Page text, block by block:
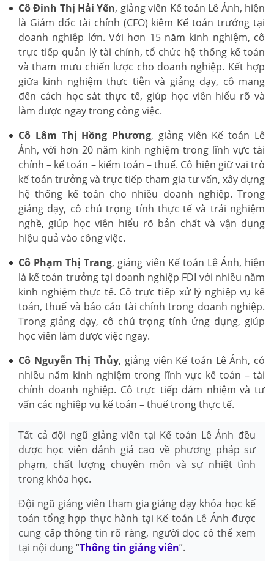
Cô Đinh Thị Hải Yến, giảng viên Kế toán Lê Ánh, hiện
là Giám đốc tài chính (CFO) kiêm Kế toán trưởng tại
doanh nghiệp lớn. Với hơn 15 năm kinh nghiệm, cô
trực tiếp quản lý tài chính, tổ chức hệ thống kế toán
và tham mưu chiến lược cho doanh nghiệp. Kết hợp
giữa kinh nghiệm thực tiễn và giảng dạy, cô mang
đến cách học sát thực tế, giúp học viên hiểu rõ và
làm được ngay trong công việc.
Cô Lâm Thị Hồng Phương, giảng viên Kế toán Lê
Ánh, với hơn 20 năm kinh nghiệm trong lĩnh vực tài
chính – kế toán – kiểm toán – thuế. Cô hiện giữ vai trò
kế toán trưởng và trực tiếp tham gia tư vấn, xây dựng
hệ thống kế toán cho nhiều doanh nghiệp. Trong
giảng dạy, cô chú trọng tính thực tế và trải nghiệm
nghề, giúp học viên hiểu rõ bản chất và vận dụng
hiệu quả vào công việc.
Cô Phạm Thị Trang, giảng viên Kế toán Lê Ánh, hiện
là kế toán trưởng tại doanh nghiệp FDI với nhiều năm
kinh nghiệm thực tế. Cô trực tiếp xử lý nghiệp vụ kế
toán, thuế và báo cáo tài chính trong doanh nghiệp.
Trong giảng dạy, cô chú trọng tính ứng dụng, giúp
học viên làm được việc ngay.
Cô Nguyễn Thị Thủy, giảng viên Kế toán Lê Ánh, có
nhiều năm kinh nghiệm trong lĩnh vực kế toán – tài
chính doanh nghiệp. Cô trực tiếp đảm nhiệm và tư
vấn các nghiệp vụ kế toán – thuế trong thực tế.
Tất cả đội ngũ giảng viên tại Kế toán Lê Ánh đều
được học viên đánh giá cao về phương pháp sư
phạm, chất lượng chuyên môn và sự nhiệt tình
trong khóa học.
Đội ngũ giảng viên tham gia giảng dạy khóa học kế
toán tổng hợp thực hành tại Kế toán Lê Ánh được
cung cấp thông tin rõ ràng, người đọc có thể xem
tại nội dung “Thông tin giảng viên”.